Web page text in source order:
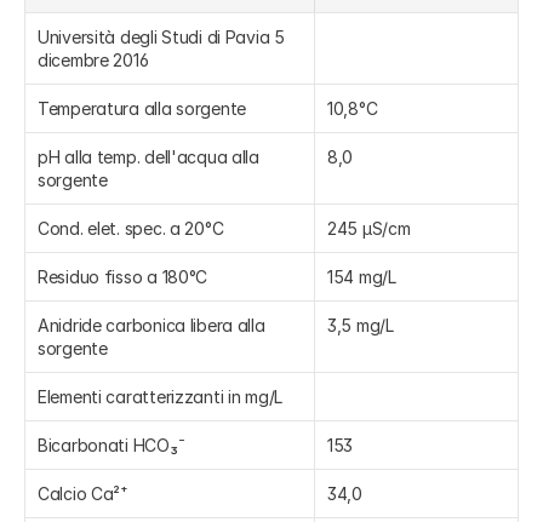
Università degli Studi di Pavia 5
dicembre 2016
Temperatura alla sorgente 10,8°C
pH alla temp. dell'acqua alla
sorgente
8,0
Cond. elet. spec. a 20°C 245 μS/cm
Residuo fisso a 180°C 154 mg/L
Anidride carbonica libera alla
sorgente
3,5 mg/L
Elementi caratterizzanti in mg/L
Bicarbonati HCO₃⁻ 153
Calcio Ca²⁺ 34,0